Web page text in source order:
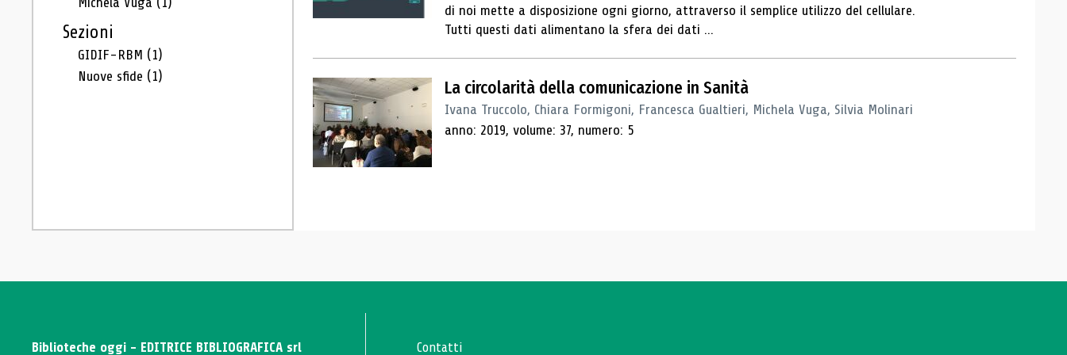
Sezioni
GIDIF-RBM (1)
Nuove sfide (1)
di noi mette a disposizione ogni giorno, attraverso il semplice utilizzo del cellulare.
Tutti questi dati alimentano la sfera dei dati ...
La circolarità della comunicazione in Sanità
Ivana Truccolo, Chiara Formigoni, Francesca Gualtieri, Michela Vuga, Silvia Molinari
anno: 2019, volume: 37, numero: 5
Biblioteche oggi - EDITRICE BIBLIOGRAFICA srl Contatti